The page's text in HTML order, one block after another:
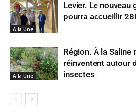
A la Une
Levier. Le nouveau
pourra accueillir
A la Une
Région. À la Saline
réinventent autour
insectes